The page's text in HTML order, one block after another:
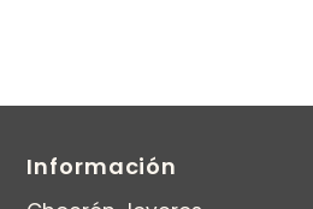
Información